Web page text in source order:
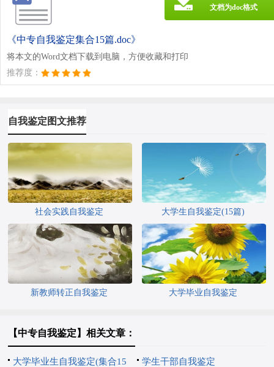
《中专自我鉴定集合15篇.doc》
将本文的Word文档下载到电脑，方便收藏和打印
推荐度：
文档为doc格式
自我鉴定图文推荐
社会实践自我鉴定 大学生自我鉴定(15篇)
新教师转正自我鉴定 大学毕业自我鉴定
【中专自我鉴定】相关文章：
大学毕业生自我鉴定(集合15 学生干部自我鉴定